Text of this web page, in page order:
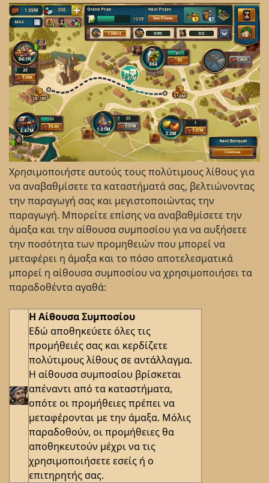
Χρησιμοποιήστε αυτούς τους πολύτιμους λίθους για
να αναβαθμίσετε τα καταστήματά σας, βελτιώνοντας
την παραγωγή σας και μεγιστοποιώντας την
παραγωγή. Μπορείτε επίσης να αναβαθμίσετε την
άμαξα και την αίθουσα συμποσίου για να αυξήσετε
την ποσότητα των προμηθειών που μπορεί να
μεταφέρει η άμαξα και το πόσο αποτελεσματικά
μπορεί η αίθουσα συμποσίου να χρησιμοποιήσει τα
παραδοθέντα αγαθά:
Η Αίθουσα Συμποσίου
Εδώ αποθηκεύετε όλες τις
προμήθειές σας και κερδίζετε
πολύτιμους λίθους σε αντάλλαγμα.
Η αίθουσα συμποσίου βρίσκεται
απέναντι από τα καταστήματα,
οπότε οι προμήθειες πρέπει να
μεταφέρονται με την άμαξα. Μόλις
παραδοθούν, οι προμήθειες θα
αποθηκευτούν μέχρι να τις
χρησιμοποιήσετε εσείς ή ο
επιτηρητής σας.